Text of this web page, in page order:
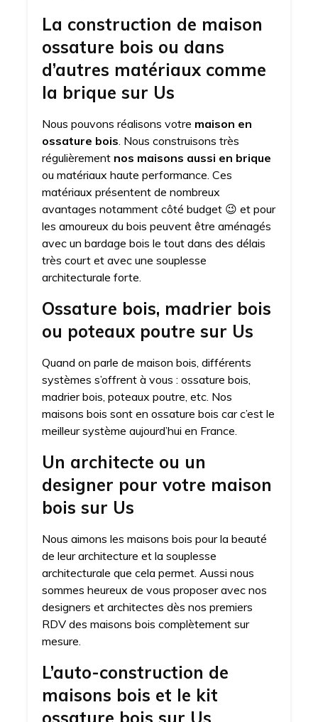
La construction de maison
ossature bois ou dans
d’autres matériaux comme
la brique sur Us
Nous pouvons réalisons votre maison en
ossature bois. Nous construisons très
régulièrement nos maisons aussi en brique
ou matériaux haute performance. Ces
matériaux présentent de nombreux
avantages notamment côté budget 😉 et pour
les amoureux du bois peuvent être aménagés
avec un bardage bois le tout dans des délais
très court et avec une souplesse
architecturale forte.
Ossature bois, madrier bois
ou poteaux poutre sur Us
Quand on parle de maison bois, différents
systèmes s’offrent à vous : ossature bois,
madrier bois, poteaux poutre, etc. Nos
maisons bois sont en ossature bois car c’est le
meilleur système aujourd’hui en France.
Un architecte ou un
designer pour votre maison
bois sur Us
Nous aimons les maisons bois pour la beauté
de leur architecture et la souplesse
architecturale que cela permet. Aussi nous
sommes heureux de vous proposer avec nos
designers et architectes dès nos premiers
RDV des maisons bois complètement sur
mesure.
L’auto-construction de
maisons bois et le kit
ossature bois sur Us